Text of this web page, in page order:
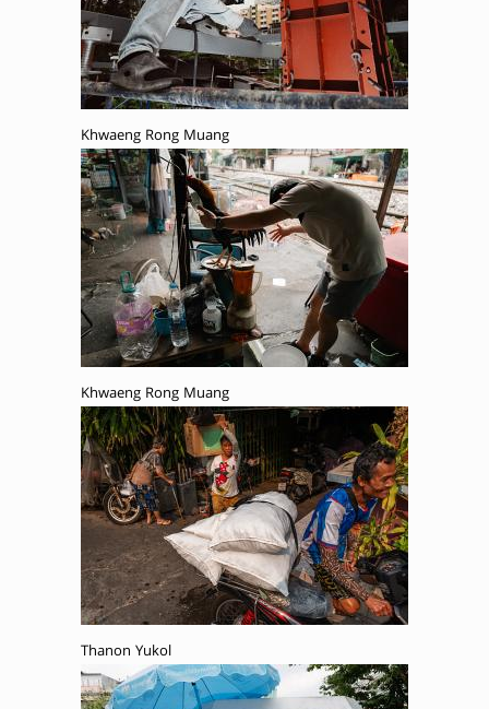
Khwaeng Rong Muang
Khwaeng Rong Muang
Thanon Yukol